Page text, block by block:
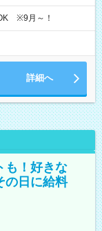
※9月～！
詳細へ
も！好きな
の日に給料